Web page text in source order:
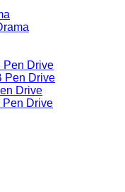
Pen Drive
Pen Drive
Drive
Pen Drive